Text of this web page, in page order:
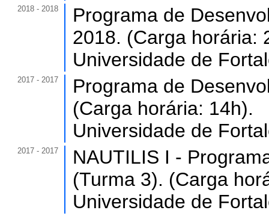
2018 - 2018
Programa de
2018. (Carga horária:
Universidade de
2017 - 2017
Programa de
(Carga horária: 14h).
Universidade de
2017 - 2017
NAUTILIS I -
(Turma 3). (Carga
Universidade de